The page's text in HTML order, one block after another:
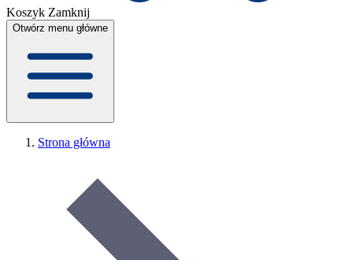
Koszyk Zamknij
Otwórz menu główne
Strona główna